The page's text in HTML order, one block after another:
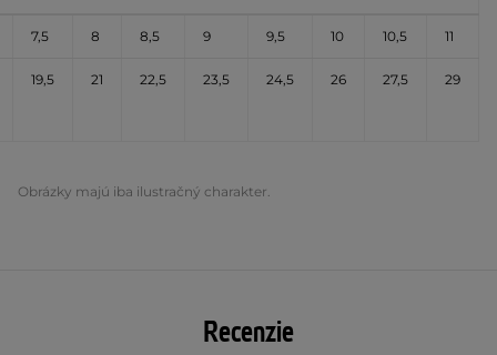
7,5 8 8,5 9 9,5 10 10,5 11
19,5 21 22,5 23,5 24,5 26 27,5 29
Obrázky majú iba ilustračný charakter.
Recenzie